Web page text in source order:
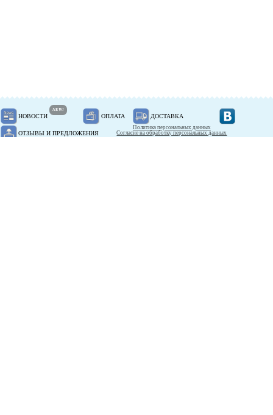
НОВОСТИ
NEW!
ОПЛАТА ДОСТАВКА
ОТЗЫВЫ И ПРЕДЛОЖЕНИЯ
Политика персональных данных
Согласие на обработку персональных данных